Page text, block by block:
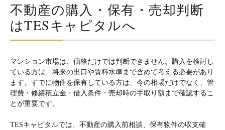
不動産の購入・保有・売却判断
はTESキャピタルへ
マンション市場は、価格だけでは判断できません。購入を検討し
ている方は、将来の出口や賃料水準まで含めて考える必要があり
ます。すでに物件を保有している方は、今の相場だけでなく、管
理費・修繕積立金・借入条件・売却時の手取り額まで確認するこ
とが重要です。
TESキャピタルでは、不動産の購入前相談、保有物件の収支確